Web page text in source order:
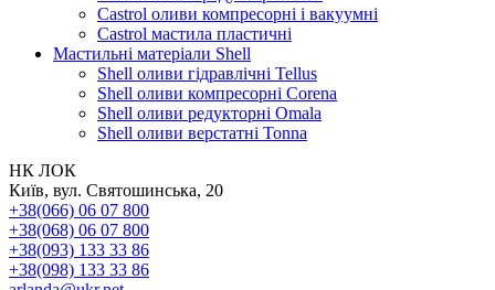
Castrol оливи компресорні і вакуумні
Castrol мастила пластичні
Мастильні матеріали Shell
Shell оливи гідравлічні Tellus
Shell оливи компресорні Corena
Shell оливи редукторні Omala
Shell оливи верстатні Tonna
НК ЛОК
Київ, вул. Святошинська, 20
+38(066) 06 07 800
+38(068) 06 07 800
+38(093) 133 33 86
+38(098) 133 33 86